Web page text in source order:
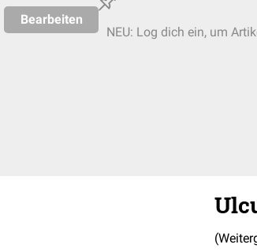
Bearbeiten
NEU: Log dich ein, um